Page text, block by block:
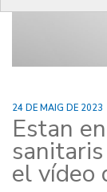
24 DE MAIG DE 2023
Estan
el vídeo